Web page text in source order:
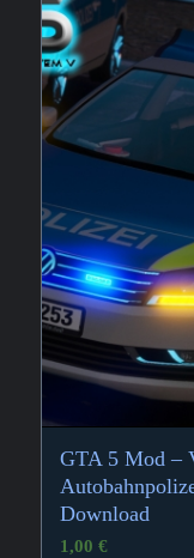
GTA 5 Mod –
Download
1,00 €